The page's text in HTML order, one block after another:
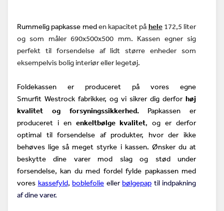
Rummelig papkasse meden kapacitet på hele172,5 liter
og som måler 690x500x500 mm. Kassen egner sig
perfekt til forsendelse af lidt større enheder som
eksempelvis bolig interiør eller legetøj.
Foldekassen er produceret på vores egne
Smurfit Westrock fabrikker, og vi sikrer dig derfor høj
kvalitet og forsyningssikkerhed.Papkassen er
produceret i en enkeltbølge kvalitet, og er derfor
optimal til forsendelse af produkter, hvor der ikke
behøves lige så meget styrke i kassen. Ønsker du at
beskytte dine varer mod slag og stød under
forsendelse, kan du med fordel fylde papkassen med
vores kassefyld, boblefolie eller bølgepap til indpakning
af dine varer.